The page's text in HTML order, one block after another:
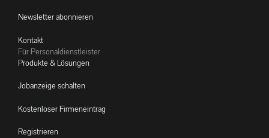
Newsletter abonnieren
Kontakt
Für Personaldienstleister
Produkte & Lösungen
Jobanzeige schalten
Kostenloser Firmeneintrag
Registrieren